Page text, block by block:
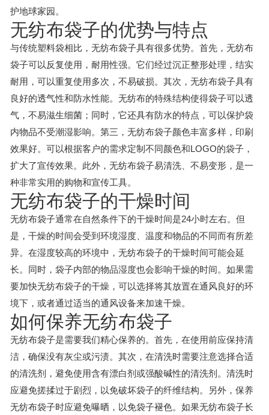
护地球家园。
无纺布袋子的优势与特点
与传统塑料袋相比，无纺布袋子具有很多优势。首先，无纺布
袋子可以反复使用，耐用性强。它们经过沉正整形处理，结实
耐用，可以重复使用多次，不易破损。其次，无纺布袋子具有
良好的透气性和防水性能。无纺布的特殊结构使得袋子可以透
气，不易滋生细菌；同时，它还具有防水的特点，可以保护袋
内物品不受潮湿影响。第三，无纺布袋子颜色丰富多样，印刷
效果好。可以根据客户的需求定制不同颜色和LOGO的袋子，
扩大了宣传效果。此外，无纺布袋子易清洗、不易变形，是一
种非常实用的购物和宣传工具。
无纺布袋子的干燥时间
无纺布袋子通常在自然条件下的干燥时间是24小时左右。但
是，干燥的时间会受到环境湿度、温度和物品的不同而有所差
异。在湿度较高的环境中，无纺布袋子的干燥时间可能会延
长。同时，袋子内部的物品湿度也会影响干燥的时间。如果需
要加快无纺布袋子的干燥，可以选择将其放置在通风良好的环
境下，或者通过适当的通风设备来加速干燥。
如何保养无纺布袋子
无纺布袋子是需要我们精心保养的。首先，在使用前应保持清
洁，确保没有灰尘或污渍。其次，在清洗时需要注意选择合适
的清洗剂，避免使用含有漂白剂或强酸碱性的清洗剂。清洗时
应避免搓揉过于剧烈，以免破坏袋子的纤维结构。另外，保养
无纺布袋子时应避免曝晒，以免袋子褪色。如果无纺布袋子长